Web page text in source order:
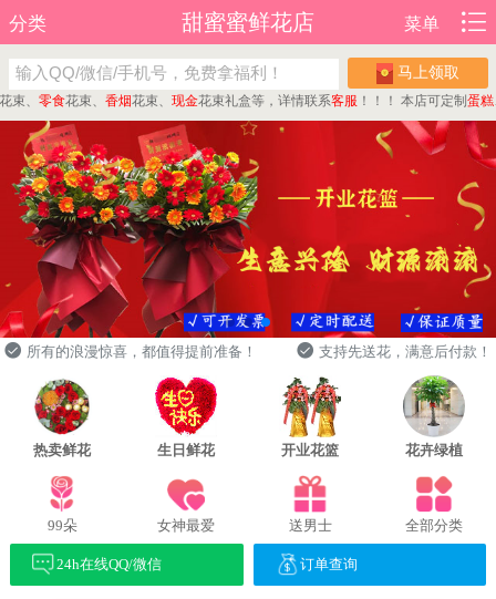
分类 甜蜜蜜鲜花店 菜单
马上领取
零食花束、香烟花束、现金花束礼盒等，详情联系客服！！！本店可定制蛋糕、
所有的浪漫惊喜，都值得提前准备！ 支持先送花，满意后付款！
热卖鲜花 生日鲜花 开业花篮 花卉绿植
99朵 女神最爱 送男士 全部分类
24h在线QQ/微信 订单查询